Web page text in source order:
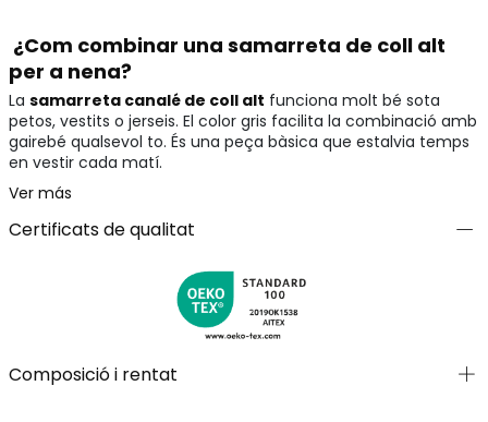
¿Com combinar una samarreta de coll alt
per a nena?
La samarreta canalé de coll alt funciona molt bé sota
petos, vestits o jerseis. El color gris facilita la combinació amb
gairebé qualsevol to. És una peça bàsica que estalvia temps
en vestir cada matí.
Ver más
Certificats de qualitat
Composició i rentat